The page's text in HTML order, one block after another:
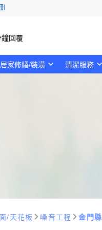
]
回覆
居家修繕/裝潢 清潔服務
/天花板 噪音工程 金門縣